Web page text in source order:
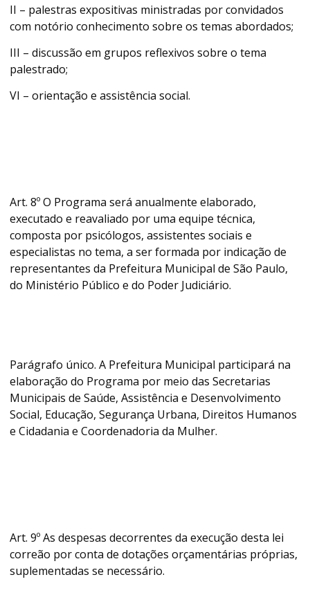
II – palestras expositivas ministradas por convidados
com notório conhecimento sobre os temas abordados;
III – discussão em grupos reflexivos sobre o tema
palestrado;
VI – orientação e assistência social.
Art. 8º O Programa será anualmente elaborado,
executado e reavaliado por uma equipe técnica,
composta por psicólogos, assistentes sociais e
especialistas no tema, a ser formada por indicação de
representantes da Prefeitura Municipal de São Paulo,
do Ministério Público e do Poder Judiciário.
Parágrafo único. A Prefeitura Municipal participará na
elaboração do Programa por meio das Secretarias
Municipais de Saúde, Assistência e Desenvolvimento
Social, Educação, Segurança Urbana, Direitos Humanos
e Cidadania e Coordenadoria da Mulher.
Art. 9º As despesas decorrentes da execução desta lei
correão por conta de dotações orçamentárias próprias,
suplementadas se necessário.